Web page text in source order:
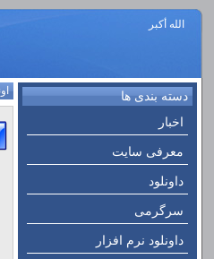
الله أكبر
دسته بندی ها
اخبار
معرفی سایت
داونلود
سرگرمی
داونلود نرم افزار